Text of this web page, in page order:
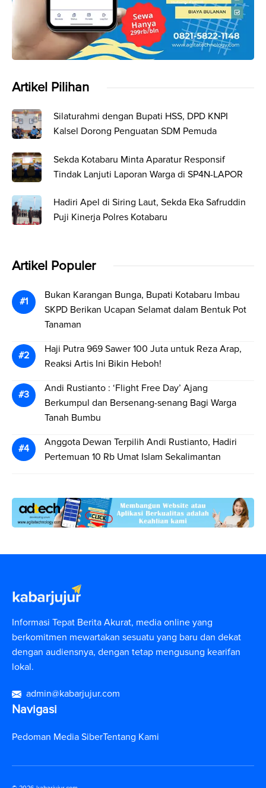
Artikel Pilihan
Silaturahmi dengan Bupati HSS, DPD KNPI
Kalsel Dorong Penguatan SDM Pemuda
Sekda Kotabaru Minta Aparatur Responsif
Tindak Lanjuti Laporan Warga di SP4N-LAPOR
Hadiri Apel di Siring Laut, Sekda Eka Safruddin
Puji Kinerja Polres Kotabaru
Artikel Populer
Bukan Karangan Bunga, Bupati Kotabaru Imbau
SKPD Berikan Ucapan Selamat dalam Bentuk Pot
Tanaman
Haji Putra 969 Sawer 100 Juta untuk Reza Arap,
Reaksi Artis Ini Bikin Heboh!
Andi Rustianto : ‘Flight Free Day’ Ajang
Berkumpul dan Bersenang-senang Bagi Warga
Tanah Bumbu
Anggota Dewan Terpilih Andi Rustianto, Hadiri
Pertemuan 10 Rb Umat Islam Sekalimantan
Informasi Tepat Berita Akurat, media online yang
berkomitmen mewartakan sesuatu yang baru dan dekat
dengan audiensnya, dengan tetap mengusung kearifan
lokal.
admin@kabarjujur.com
Navigasi
Pedoman Media SiberTentang Kami